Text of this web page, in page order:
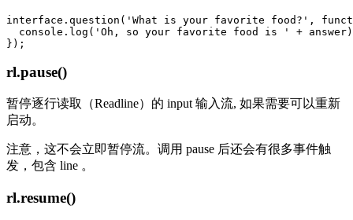
interface.question('What is your favorite food?',
console.log('Oh, so your favorite food is ' +
rl.pause()
暂停逐行读取（Readline）的 input 输入流, 如果需要可以重新
启动。
注意，这不会立即暂停流。调用 pause 后还会有很多事件触
发，包含 line 。
rl.resume()